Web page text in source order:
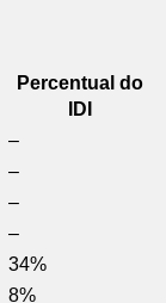
Percentual do
IDI
–
–
–
–
34%
8%